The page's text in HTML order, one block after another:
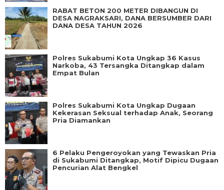
RABAT BETON 200 METER DIBANGUN DI
DESA NAGRAKSARI, DANA BERSUMBER DARI
DANA DESA TAHUN 2026
Polres Sukabumi Kota Ungkap 36 Kasus
Narkoba, 43 Tersangka Ditangkap dalam
Empat Bulan
Polres Sukabumi Kota Ungkap Dugaan
Kekerasan Seksual terhadap Anak, Seorang
Pria Diamankan
6 Pelaku Pengeroyokan yang Tewaskan Pria
di Sukabumi Ditangkap, Motif Dipicu Dugaan
Pencurian Alat Bengkel